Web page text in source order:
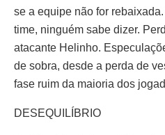
se a equipe não for
time, ninguém sabe dizer.
atacante Helinho.
de sobra, desde a perda de
fase ruim da maioria dos
DESEQUILÍBRIO